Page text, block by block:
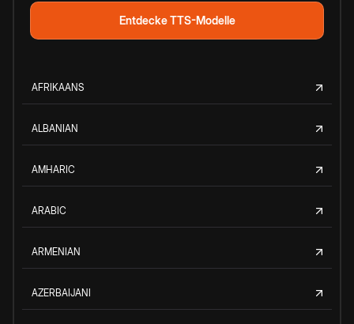
Entdecke TTS-Modelle
AFRIKAANS
ALBANIAN
AMHARIC
ARABIC
ARMENIAN
AZERBAIJANI